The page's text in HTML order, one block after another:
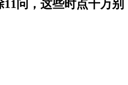
问，这些时点千万别